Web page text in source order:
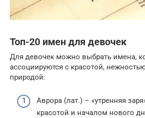
Топ-20 имен для девочек
Для девочек можно выбрать имена,
ассоциируются с красотой,
природой:
Аврора (лат.) – «утренняя
красотой и началом нового